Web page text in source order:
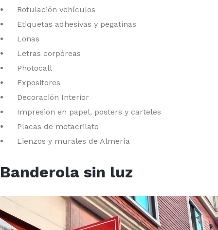
Rotulación vehículos
Etiquetas adhesivas y pegatinas
Lonas
Letras corpóreas
Photocall
Expositores
Decoración Interior
Impresión en papel, posters y carteles
Placas de metacrilato
Lienzos y murales de Almería
Banderola sin luz